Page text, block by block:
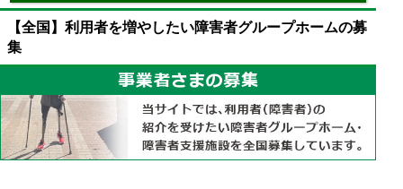
【全国】利用者を増やしたい障害者グループホームの募
集